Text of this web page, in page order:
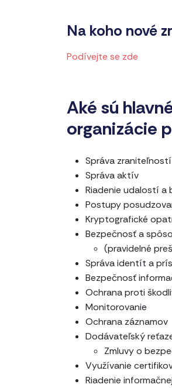
Na koho nové
Podívejte se zde
Aké sú
organizácie
Správa
Správa aktív
Riadenie udalostí
Postupy
Kryptografické
Bezpečnosť a
(pravidelné
Správa identít a
Bezpečnosť
Ochrana proti
Monitorovanie
Ochrana záznamov
Dodávateľský
Zmluvy o
Využívanie
Riadenie